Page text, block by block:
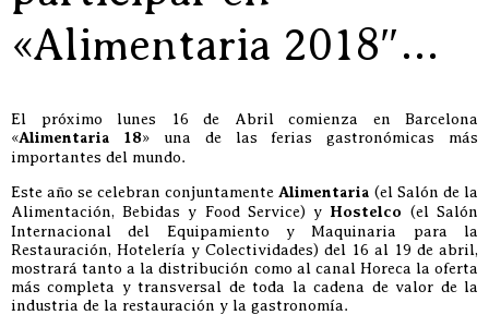
«Alimentaria 2018″…
El próximo lunes 16 de Abril comienza en Barcelona
«Alimentaria 18» una de las ferias gastronómicas más
importantes del mundo.
Este año se celebran conjuntamente Alimentaria (el Salón de la
Alimentación, Bebidas y Food Service) y Hostelco (el Salón
Internacional del Equipamiento y Maquinaria para la
Restauración, Hotelería y Colectividades) del 16 al 19 de abril,
mostrará tanto a la distribución como al canal Horeca la oferta
más completa y transversal de toda la cadena de valor de la
industria de la restauración y la gastronomía.